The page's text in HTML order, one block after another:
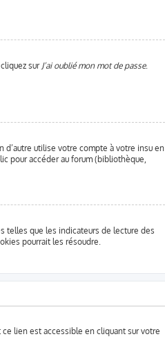
sur J’ai oublié mon mot de passe.
utilise votre compte à votre insu en
pour accéder au forum (bibliothèque,
telles que les indicateurs de lecture des
pourrait les résoudre.
lien est accessible en cliquant sur votre